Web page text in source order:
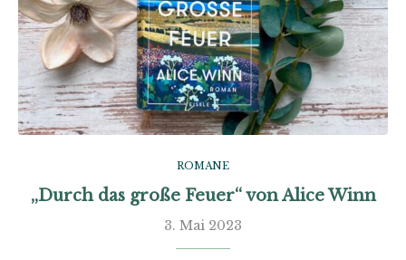
ROMANE
„Durch das große Feuer“ von Alice Winn
3. Mai 2023